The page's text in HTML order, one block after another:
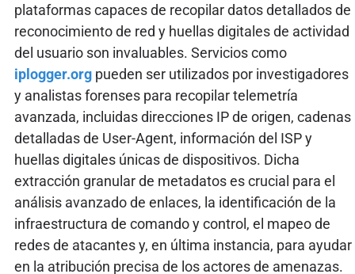
plataformas capaces de recopilar datos detallados de
reconocimiento de red y huellas digitales de actividad
del usuario son invaluables. Servicios como
iplogger.orgpueden ser utilizados por investigadores
y analistas forenses para recopilar telemetría
avanzada, incluidas direcciones IP de origen, cadenas
detalladas de User-Agent, información del ISP y
huellas digitales únicas de dispositivos. Dicha
extracción granular de metadatos es crucial para el
análisis avanzado de enlaces, la identificación de la
infraestructura de comando y control, el mapeo de
redes de atacantes y, en última instancia, para ayudar
en la atribución precisa de los actores de amenazas.